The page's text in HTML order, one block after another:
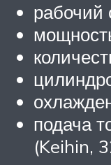
подача
(Keihin,